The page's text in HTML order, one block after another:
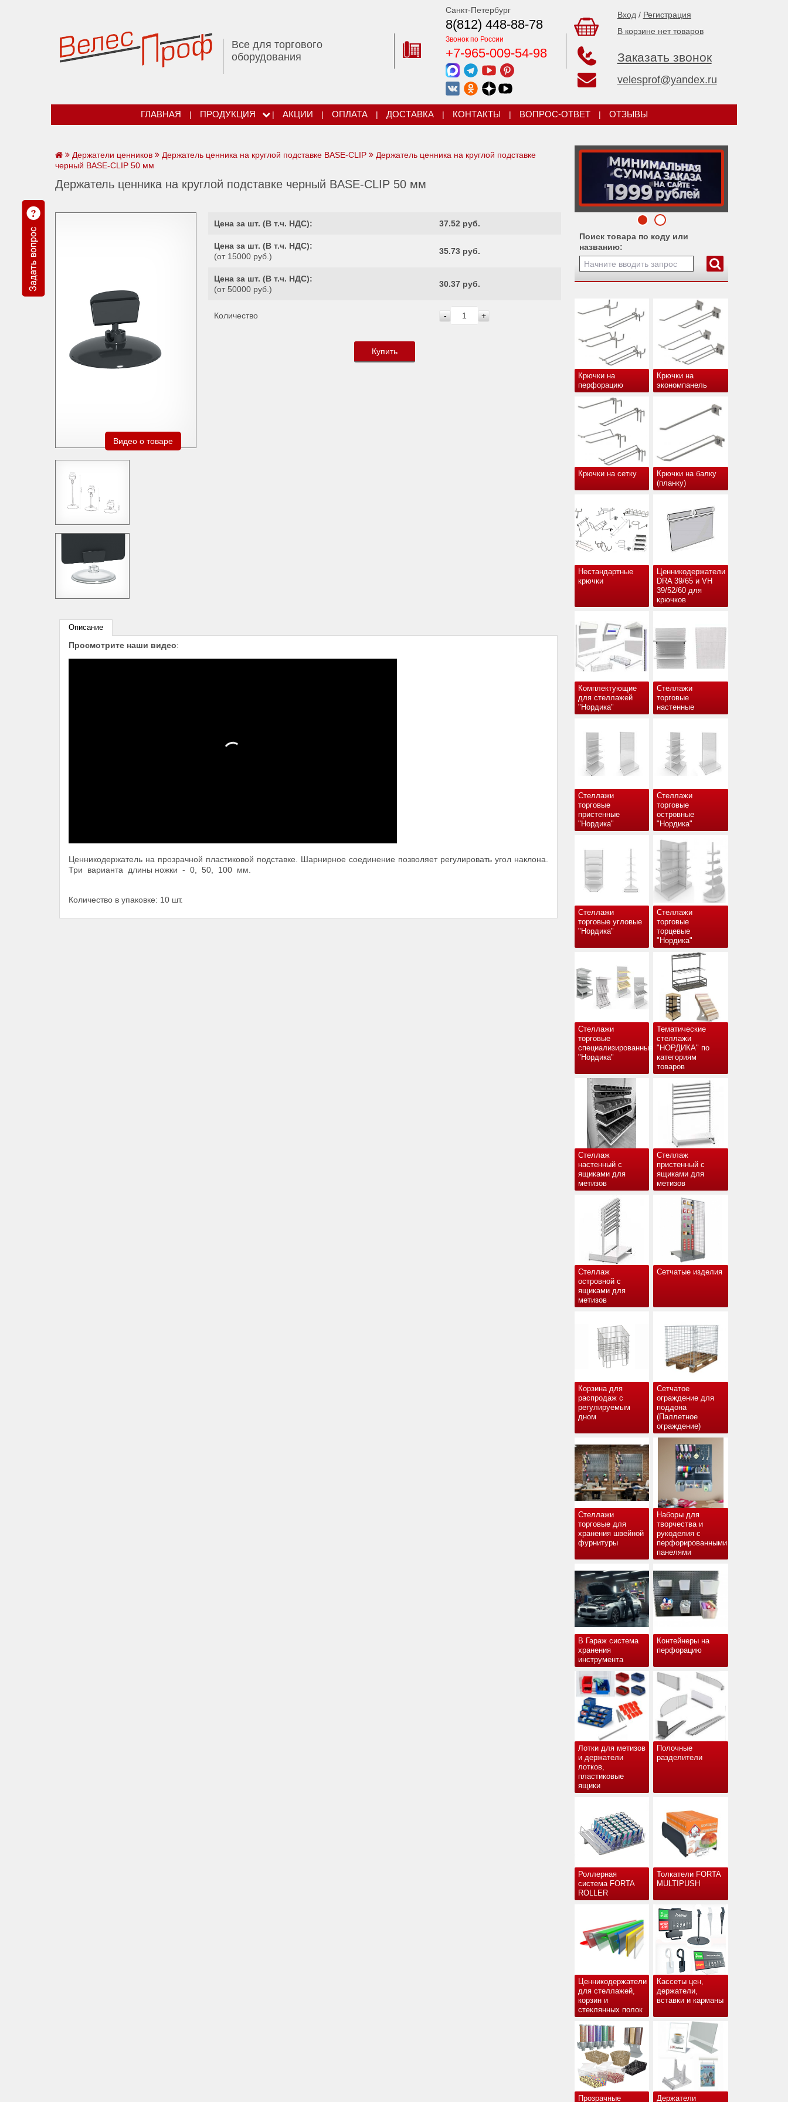
Все для торгового
оборудования
Санкт-Петербург
8(812) 448-88-78
Звонок по России
+7-965-009-54-98
Вход / Регистрация
В корзине нет товаров
Заказать звонок
velesprof@yandex.ru
ГЛАВНАЯ | ПРОДУКЦИЯ | АКЦИИ | ОПЛАТА | ДОСТАВКА | КОНТАКТЫ | ВОПРОС-ОТВЕТ | ОТЗЫВЫ
Поиск товара по коду или
названию:
Крючки на
перфорацию
Крючки на
экономпанель
Крючки на сетку
Крючки на балку
(планку)
Нестандартные
крючки
Ценникодержатели
DRA 39/65 и VH
39/52/60 для
крючков
Комплектующие
для стеллажей
"Нордика"
Стеллажи
торговые
настенные
Стеллажи
торговые
пристенные
"Нордика"
Стеллажи
торговые
островные
"Нордика"
Стеллажи
торговые угловые
"Нордика"
Стеллажи
торговые
торцевые
"Нордика"
Стеллажи
торговые
специализированные
"Нордика"
Тематические
стеллажи
"НОРДИКА" по
категориям
товаров
Стеллаж
настенный с
ящиками для
метизов
Стеллаж
пристенный с
ящиками для
метизов
Стеллаж
островной с
ящиками для
метизов
Сетчатые изделия
Корзина для
распродаж с
регулируемым
дном
Сетчатое
ограждение для
поддона
(Паллетное
ограждение)
Стеллажи
торговые для
хранения швейной
фурнитуры
Наборы для
творчества и
рукоделия с
перфорированными
панелями
В Гараж система
хранения
инструмента
Контейнеры на
перфорацию
Лотки для метизов
и держатели
лотков,
пластиковые
ящики
Полочные
разделители
Роллерная
система FORTA
ROLLER
Толкатели FORTA
MULTIPUSH
Ценникодержатели
для стеллажей,
корзин и
стеклянных полок
Кассеты цен,
держатели,
вставки и карманы
Прозрачные Держатели
Держатели ценников Держатель ценника на круглой подставке BASE-CLIP
Держатель ценника на круглой подставке
черный BASE-CLIP 50 мм
Держатель ценника на круглой подставке черный BASE-CLIP 50 мм
Видео о товаре
Цена за шт. (В т.ч. НДС): 37.52 руб.
Цена за шт. (В т.ч. НДС):
(от 15000 руб.)
35.73 руб.
Цена за шт. (В т.ч. НДС):
(от 50000 руб.)
30.37 руб.
Количество - +
Купить
Описание
Просмотрите наши видео:
Ценникодержатель на прозрачной пластиковой подставке. Шарнирное соединение позволяет регулировать угол наклона.
Три варианта длины ножки - 0, 50, 100 мм.
Количество в упаковке: 10 шт.